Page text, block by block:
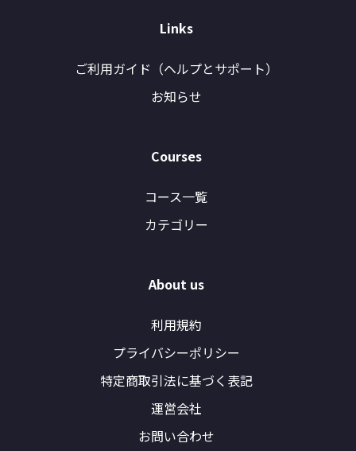
Links
ご利用ガイド（ヘルプとサポート）
お知らせ
Courses
コース一覧
カテゴリー
About us
利用規約
プライバシーポリシー
特定商取引法に基づく表記
運営会社
お問い合わせ